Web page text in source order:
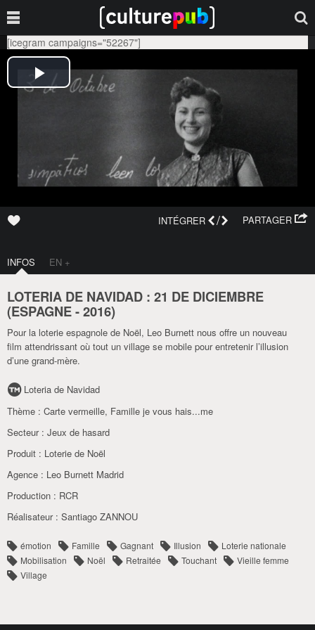
[icegram campaigns="52267"]
PARTAGER
INTÉGRER /
INFOS EN +
LOTERIA DE NAVIDAD : 21 DE DICIEMBRE
(ESPAGNE-2016)
Pour la loterie espagnole de Noël, Leo Burnett nous offre un nouveau
film attendrissant où tout un village se mobile pour entretenir l’illusion
d’une grand-mère.
Loteria de Navidad
Thème : Carte vermeille, Famille je vous hais...me
Secteur : Jeux de hasard
Produit : Loterie de Noël
Agence : Leo Burnett Madrid
Production : RCR
Réalisateur : Santiago ZANNOU
émotion Famille Gagnant Illusion
Loterie nationale
Mobilisation
Noël Retraitée Touchant
Vieille femme
Village